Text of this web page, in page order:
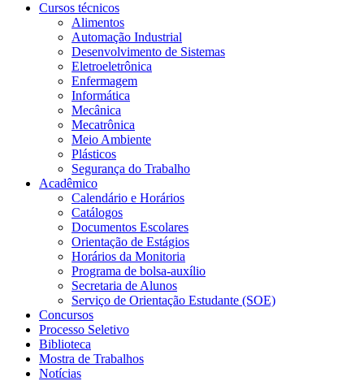
Cursos técnicos
Alimentos
Automação Industrial
Desenvolvimento de Sistemas
Eletroeletrônica
Enfermagem
Informática
Mecânica
Mecatrônica
Meio Ambiente
Plásticos
Segurança do Trabalho
Acadêmico
Calendário e Horários
Catálogos
Documentos Escolares
Orientação de Estágios
Horários da Monitoria
Programa de bolsa-auxílio
Secretaria de Alunos
Serviço de Orientação Estudante (SOE)
Concursos
Processo Seletivo
Biblioteca
Mostra de Trabalhos
Notícias